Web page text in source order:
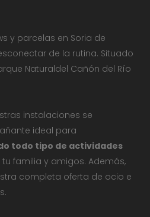
y parcelas en Soria de
de la rutina. Situado
Naturaldel Cañón del Río
instalaciones se
ideal para
todo tipo de actividades
familia y amigos. Además,
completa oferta de ocio e